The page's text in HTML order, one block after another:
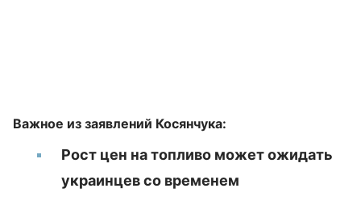
Важное из заявлений Косянчука:
Рост цен на топливо может ожидать
украинцев со временем